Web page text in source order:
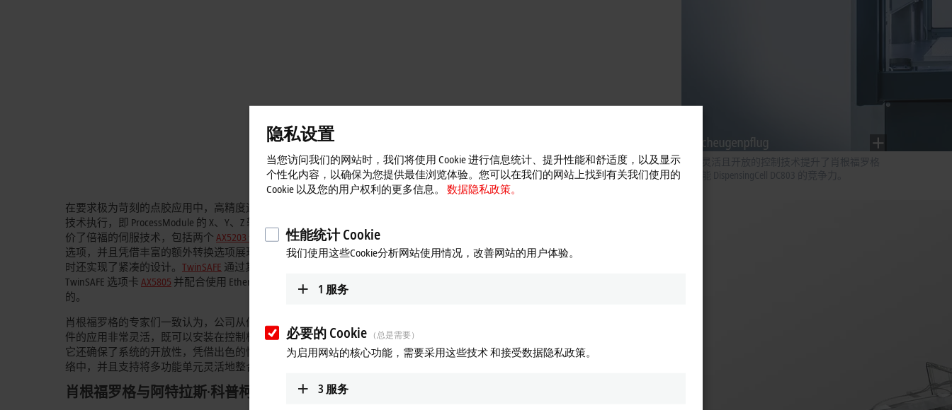
在要求极为苛刻的点胶应用中，高精度运动控制至关重要，其计算过程集中在工业 PC 上的
技术执行，即 ProcessModule 的 X、Y、Z 轴、点胶头的主轴，以及（根据需求）可选的附加旋转轴的运动控制。肖根福罗格高度评
价了倍福的伺服技术，包括两个 AX5203 伺服驱动器和AM8000 伺服电机
选项，并且凭借丰富的额外转换选项展现出出色的扩展性能。此外，得益于单电缆技术（OCT），安装过程变得既快速又简便，同
时还实现了紧凑的设计。 TwinSAFE 通过其安全降速和安全停机功能，有效保障了系统的安全运行。这是通过在伺服驱动器中集成
TwinSAFE 选项卡 AX5805 并配合使用 EtherCAT 端子模块 EL6900和
的。
肖根福罗格的专家们一致认为，公司从倍福提供的多样化 EtherCAT I/O 组件（IP20 和 IP67 防护等级）产品系列中受益匪浅。I/O 组
件的应用非常灵活，既可以安装在控制柜中，也可以直接分布式地部署在设备上，因此布线速度快，并且节省安装空间。同时，
它还确保了系统的开放性，凭借出色的性能和全面的诊断功能，将 PROFIBUS、PROFINET 和 EtherNet/IP 组件无缝集成到 EtherCAT 网
络中，并且支持将多功能单元灵活地整合到更庞大的系统中。
肖根福罗格与阿特拉斯·科普柯
隐私设置
当您访问我们的网站时，我们将使用 Cookie 进行信息统计、提升性能和舒适度，以及显示
个性化内容，以确保为您提供最佳浏览体验。您可以在我们的网站上找到有关我们使用的
Cookie 以及您的用户权利的更多信息。
数据隐私政策。
性能统计 Cookie
我们使用这些Cookie分析网站使用情况，改善网站的用户体验。
1 服务
必要的 Cookie （总是需要）
为启用网站的核心功能，需要采用这些技术 和接受数据隐私政策。
3 服务